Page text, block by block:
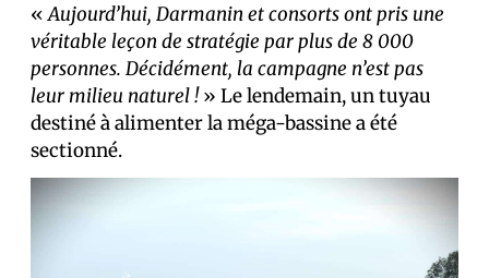
«Aujourd’hui, Darmanin et consorts ont pris une
véritable leçon de stratégie par plus de 8 000
personnes. Décidément, la campagne n’est pas
leur milieu naturel !» Le lendemain, un tuyau
destiné à alimenter la méga-bassine a été
sectionné.